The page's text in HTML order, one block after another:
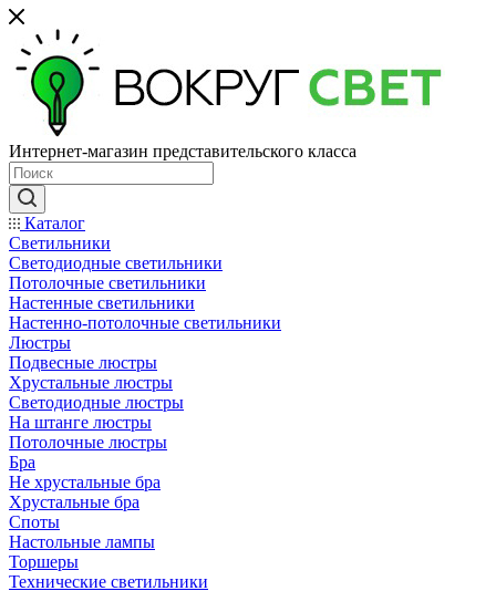
Интернет-магазин представительского класса
Каталог
Светильники
Светодиодные светильники
Потолочные светильники
Настенные светильники
Настенно-потолочные светильники
Люстры
Подвесные люстры
Хрустальные люстры
Светодиодные люстры
На штанге люстры
Потолочные люстры
Бра
Не хрустальные бра
Хрустальные бра
Споты
Настольные лампы
Торшеры
Технические светильники